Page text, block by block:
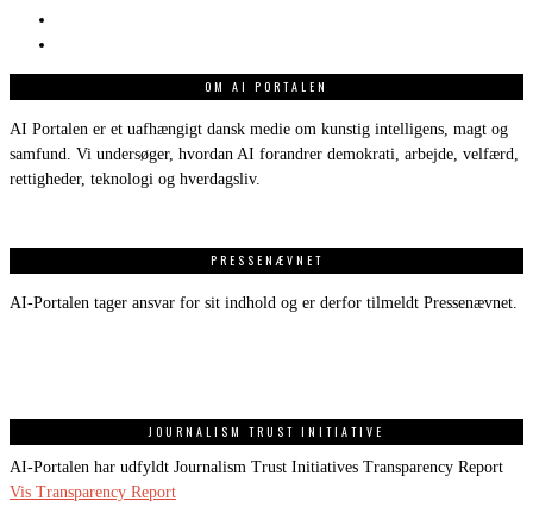
OM AI PORTALEN
AI Portalen er et uafhængigt dansk medie om kunstig intelligens, magt og
samfund. Vi undersøger, hvordan AI forandrer demokrati, arbejde, velfærd,
rettigheder, teknologi og hverdagsliv.
PRESSENÆVNET
AI-Portalen tager ansvar for sit indhold og er derfor tilmeldt Pressenævnet.
JOURNALISM TRUST INITIATIVE
AI-Portalen har udfyldt Journalism Trust Initiatives Transparency Report
Vis Transparency Report